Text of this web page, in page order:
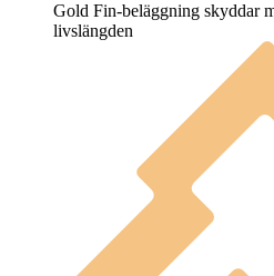
Gold Fin-beläggning skyddar
livslängden